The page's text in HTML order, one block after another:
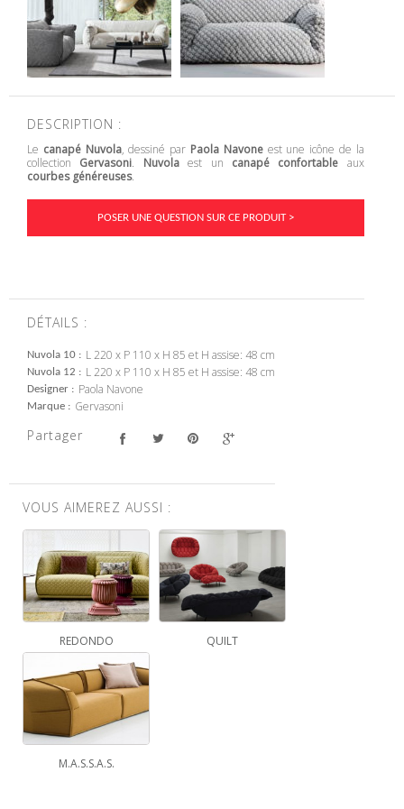
DESCRIPTION :
Le canapé Nuvola, dessiné par Paola Navoneest une icône de la
collection Gervasoni. Nuvolaest un canapé confortable aux
courbes généreuses.
POSER UNE QUESTION SUR CE PRODUIT >
DÉTAILS :
Nuvola 10 L 220 x P 110 x H 85 et H assise: 48 cm
Nuvola 12 L 220 x P 110 x H 85 et H assise: 48 cm
Designer Paola Navone
Marque Gervasoni
Partager
VOUS AIMEREZ AUSSI :
REDONDO QUILT
M.A.S.S.A.S.